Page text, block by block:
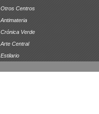
Otros Centros
Antimateria
Crónica Verde
Arte Central
Estilario